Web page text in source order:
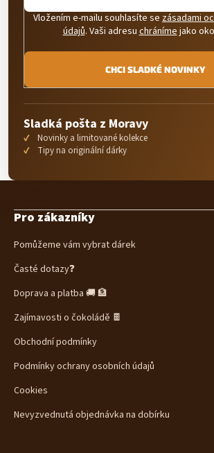
Vložením e-mailu souhlasíte se zásadami
údajů. Vaši adresuchránímejako
CHCI SLADKÉ NOVINKY
Sladká pošta z Moravy
Novinky a limitované kolekce
Tipy na originální dárky
Pro zákazníky
Pomůžeme vám vybrat dárek
Časté dotazy❓
Doprava a platba 🚚 🏦
Zajímavosti o čokoládě 🍫
Obchodní podmínky
Podmínky ochrany osobních údajů
Cookies
Nevyzvednutá objednávka na dobírku